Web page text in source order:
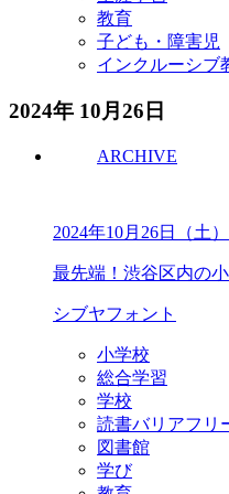
教育
子ども・障害児
インクルーシブ
2024年 10月26日
ARCHIVE
2024年10月26日（土）
最先端！渋谷区内の
シブヤフォント
小学校
総合学習
学校
読書バリアフリ
図書館
学び